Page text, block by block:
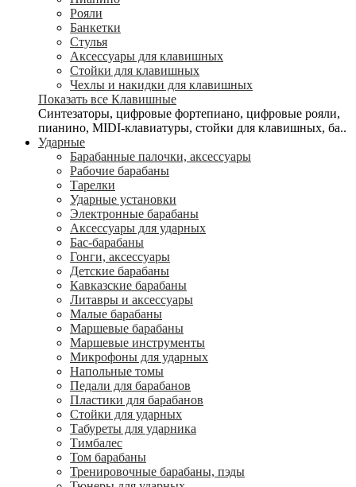
Рояли
Банкетки
Стулья
Аксессуары для клавишных
Стойки для клавишных
Чехлы и накидки для клавишных
Показать все Клавишные
Синтезаторы, цифровые фортепиано, цифровые рояли,
пианино, MIDI-клавиатуры, стойки для клавишных, ба..
Ударные
Барабанные палочки, аксессуары
Рабочие барабаны
Тарелки
Ударные установки
Электронные барабаны
Аксессуары для ударных
Бас-барабаны
Гонги, аксессуары
Детские барабаны
Кавказские барабаны
Литавры и аксессуары
Малые барабаны
Маршевые барабаны
Маршевые инструменты
Микрофоны для ударных
Напольные томы
Педали для барабанов
Пластики для барабанов
Стойки для ударных
Табуреты для ударника
Тимбалес
Том барабаны
Тренировочные барабаны, пэды